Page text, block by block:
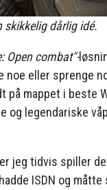
skikkelig dårlig idé.
Open combat"-
eller sprenge
mappet i beste
og legendariske
jeg tidvis spiller
ISDN og måtte